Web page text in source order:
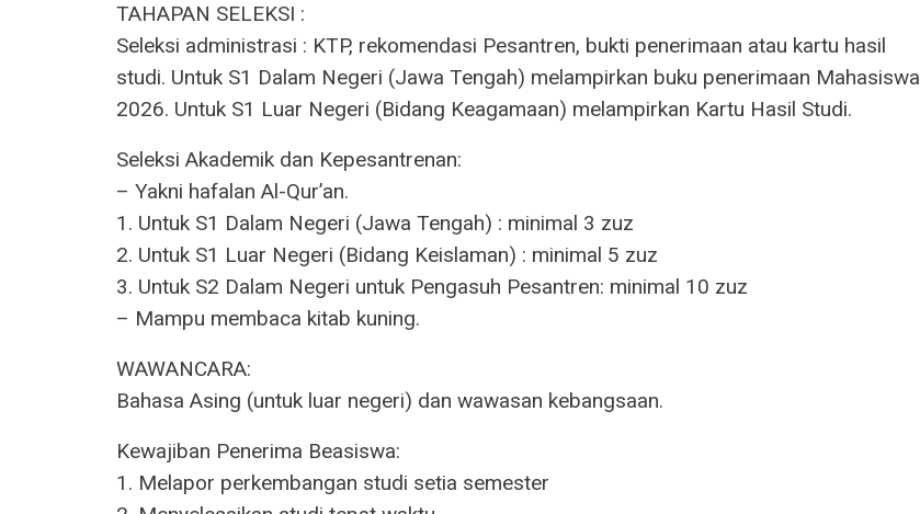
TAHAPAN SELEKSI :
Seleksi administrasi : KTP, rekomendasi Pesantren, bukti penerimaan atau kartu hasil
studi. Untuk S1 Dalam Negeri (Jawa Tengah) melampirkan buku penerimaan Mahasiswa
2026. Untuk S1 Luar Negeri (Bidang Keagamaan) melampirkan Kartu Hasil Studi.
Seleksi Akademik dan Kepesantrenan:
– Yakni hafalan Al-Qur’an.
1. Untuk S1 Dalam Negeri (Jawa Tengah) : minimal 3 zuz
2. Untuk S1 Luar Negeri (Bidang Keislaman) : minimal 5 zuz
3. Untuk S2 Dalam Negeri untuk Pengasuh Pesantren: minimal 10 zuz
– Mampu membaca kitab kuning.
WAWANCARA:
Bahasa Asing (untuk luar negeri) dan wawasan kebangsaan.
Kewajiban Penerima Beasiswa:
1. Melapor perkembangan studi setia semester